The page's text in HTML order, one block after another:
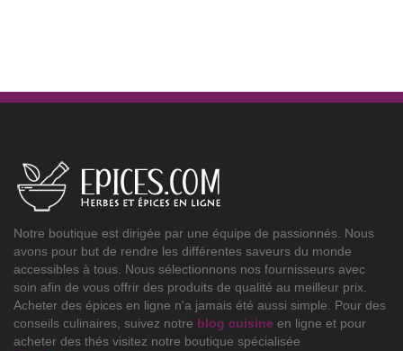
Notre boutique est dirigée par une équipe de passionnés. Nous
avons pour but de rendre les différentes saveurs du monde
accessibles à tous. Nous sélectionnons nos fournisseurs avec
soin afin de vous offrir des produits de qualité au meilleur prix.
Acheter des épices en ligne n'a jamais été aussi simple. Pour des
conseils culinaires, suivez notre blog cuisine en ligne et pour
acheter des thés visitez notre boutique spécialisée